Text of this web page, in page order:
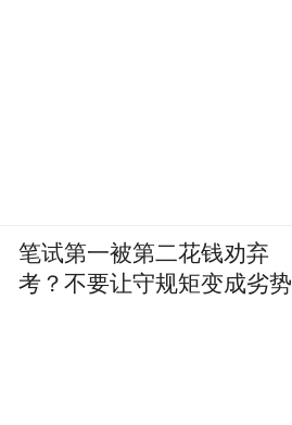
笔试第一被第二花钱劝弃
考？不要让守规矩变成劣势